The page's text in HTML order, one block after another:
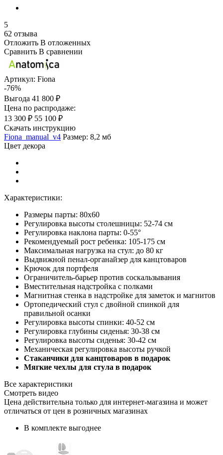
5
62 отзыва
Отложить В отложенных
Сравнить В сравнении
Артикул: Fiona
-76%
Выгода 41 800 ₽
Цена по распродаже:
13 300 ₽ 55 100 ₽
Скачать инструкцию
Fiona_manual_v4 Размер: 8,2 мб
Цвет декора
Характеристики:
Размеры парты: 80х60
Регулировка высоты столешницы: 52-74 см
Регулировка наклона парты: 0-55°
Рекомендуемый рост ребенка: 105-175 см
Максимальная нагрузка на стул: до 80 кг
Выдвижной пенал-органайзер для канцтоваров
Крючок для портфеля
Ограничитель-барьер против соскальзывания
Вместительная надстройка с полками
Магнитная стенка в надстройке для заметок и магнитов
Ортопедический стул с двойной спинкой для
правильной осанки
Регулировка высоты спинки: 40-52 см
Регулировка глубины сиденья: 30-38 см
Регулировка высоты сиденья: 30-42 см
Механическая регулировка высоты ручкой
Стаканчики для канцтоваров в подарок
Мягкие чехлы для стула в подарок
Все характеристики
Смотреть видео
Цена действительна только для интернет-магазина и может
отличаться от цен в розничных магазинах
В комплекте выгоднее